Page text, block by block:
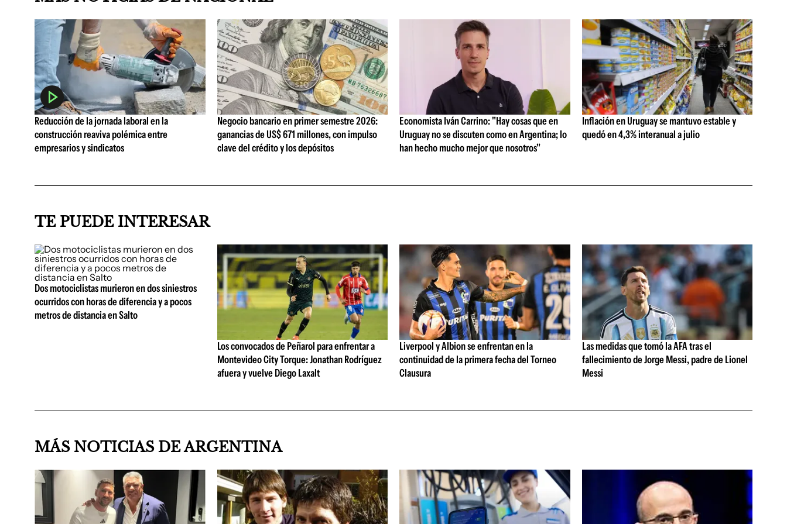
Reducción de la jornada laboral en la
construcción reaviva polémica entre
empresarios y sindicatos
Negocio bancario en primer semestre 2026:
ganancias de US$ 671 millones, con impulso
clave del crédito y los depósitos
Economista Iván Carrino: "Hay cosas que en
Uruguay no se discuten como en Argentina; lo
han hecho mucho mejor que nosotros"
Inflación en Uruguay se mantuvo estable y
quedó en 4,3% interanual a julio
TE PUEDE INTERESAR
Dos motociclistas murieron en dos siniestros
ocurridos con horas de diferencia y a pocos
metros de distancia en Salto
Los convocados de Peñarol para enfrentar a
Montevideo City Torque: Jonathan Rodríguez
afuera y vuelve Diego Laxalt
Liverpool y Albion se enfrentan en la
continuidad de la primera fecha del Torneo
Clausura
Las medidas que tomó la AFA tras el
fallecimiento de Jorge Messi, padre de Lionel
Messi
MÁS NOTICIAS DE ARGENTINA